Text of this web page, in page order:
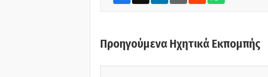
Προηγούμενα Ηχητικά Εκπομπής